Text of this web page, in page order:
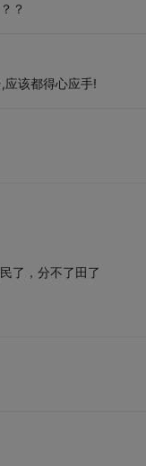
？
应该都得心应手!
了，分不了田了